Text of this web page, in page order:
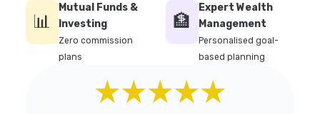
📊
Mutual Funds &
Investing
Zero commission
plans
🏦
Expert Wealth
Management
Personalised goal-
based planning
★★★★★